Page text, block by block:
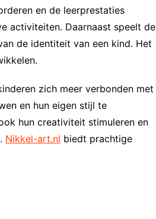
en de leerprestaties
activiteiten. Daarnaast speelt de
de identiteit van een kind. Het
zich meer verbonden met
en hun eigen stijl te
hun creativiteit stimuleren en
Nikkel-art.nl biedt prachtige